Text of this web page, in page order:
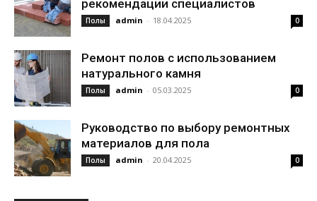
рекомендации специалистов
Полы admin - 18.04.2025 0
Ремонт полов с использованием
натурального камня
Полы admin - 05.03.2025 0
Руководство по выбору ремонтных
материалов для пола
Полы admin - 20.04.2025 0